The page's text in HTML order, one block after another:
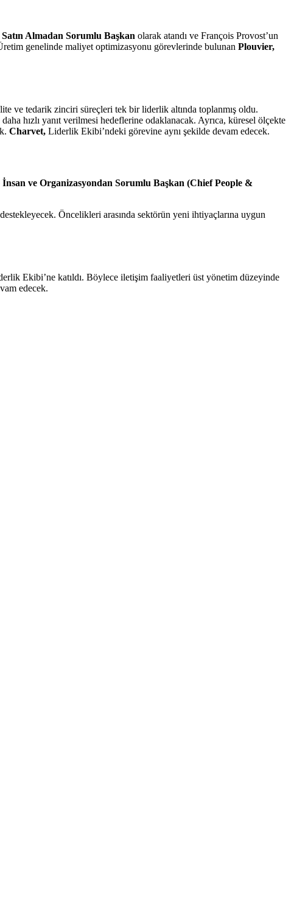
Satın Almadan Sorumlu Başkan olarak atandı ve François Provost’un
genelinde maliyet optimizasyonu görevlerinde bulunan Plouvier,
ve tedarik zinciri süreçleri tek bir liderlik altında toplanmış oldu.
hızlı yanıt verilmesi hedeflerine odaklanacak. Ayrıca, küresel ölçekte
Charvet, Liderlik Ekibi’ndeki görevine aynı şekilde devam edecek.
İnsan ve Organizasyondan Sorumlu Başkan (Chief People &
Öncelikleri arasında sektörün yeni ihtiyaçlarına uygun
Ekibi’ne katıldı. Böylece iletişim faaliyetleri üst yönetim düzeyinde
edecek.